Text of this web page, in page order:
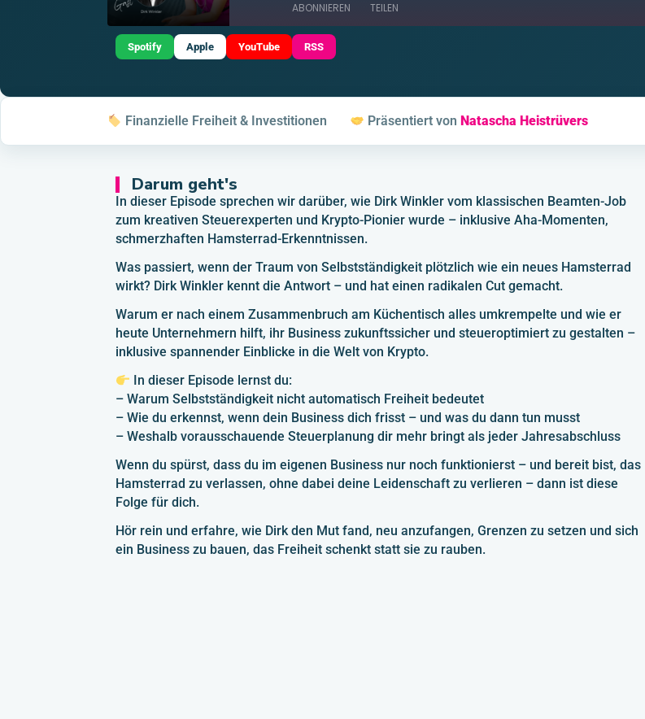
ABONNIEREN TEILEN
Apple Podcasts
RSS FEED
TEILEN
EMBED
Spotify Apple YouTube RSS
Finanzielle Freiheit & Investitionen Präsentiert von Natascha Heistrüvers
Darum geht's
In dieser Episode sprechen wir darüber, wie Dirk Winkler vom klassischen Beamten-Job
zum kreativen Steuerexperten und Krypto-Pionier wurde – inklusive Aha-Momenten,
schmerzhaften Hamsterrad-Erkenntnissen.
Was passiert, wenn der Traum von Selbstständigkeit plötzlich wie ein neues Hamsterrad
wirkt? Dirk Winkler kennt die Antwort – und hat einen radikalen Cut gemacht.
Warum er nach einem Zusammenbruch am Küchentisch alles umkrempelte und wie er
heute Unternehmern hilft, ihr Business zukunftssicher und steueroptimiert zu gestalten –
inklusive spannender Einblicke in die Welt von Krypto.
In dieser Episode lernst du:
– Warum Selbstständigkeit nicht automatisch Freiheit bedeutet
– Wie du erkennst, wenn dein Business dich frisst – und was du dann tun musst
– Weshalb vorausschauende Steuerplanung dir mehr bringt als jeder Jahresabschluss
Wenn du spürst, dass du im eigenen Business nur noch funktionierst – und bereit bist, das
Hamsterrad zu verlassen, ohne dabei deine Leidenschaft zu verlieren – dann ist diese
Folge für dich.
Hör rein und erfahre, wie Dirk den Mut fand, neu anzufangen, Grenzen zu setzen und sich
ein Business zu bauen, das Freiheit schenkt statt sie zu rauben.